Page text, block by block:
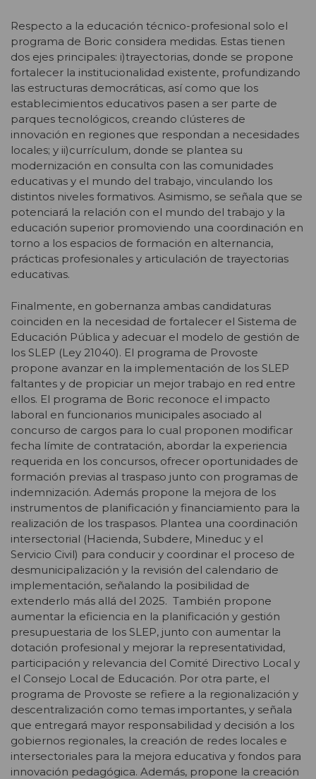
Respecto a la educación técnico-profesional solo el
programa de Boric considera medidas. Estas tienen
dos ejes principales: i)trayectorias, donde se propone
fortalecer la institucionalidad existente, profundizando
las estructuras democráticas, así como que los
establecimientos educativos pasen a ser parte de
parques tecnológicos, creando clústeres de
innovación en regiones que respondan a necesidades
locales; y ii)currículum, donde se plantea su
modernización en consulta con las comunidades
educativas y el mundo del trabajo, vinculando los
distintos niveles formativos. Asimismo, se señala que se
potenciará la relación con el mundo del trabajo y la
educación superior promoviendo una coordinación en
torno a los espacios de formación en alternancia,
prácticas profesionales y articulación de trayectorias
educativas.
Finalmente, en gobernanza ambas candidaturas
coinciden en la necesidad de fortalecer el Sistema de
Educación Pública y adecuar el modelo de gestión de
los SLEP (Ley 21040). El programa de Provoste
propone avanzar en la implementación de los SLEP
faltantes y de propiciar un mejor trabajo en red entre
ellos. El programa de Boric reconoce el impacto
laboral en funcionarios municipales asociado al
concurso de cargos para lo cual proponen modificar
fecha límite de contratación, abordar la experiencia
requerida en los concursos, ofrecer oportunidades de
formación previas al traspaso junto con programas de
indemnización. Además propone la mejora de los
instrumentos de planificación y financiamiento para la
realización de los traspasos. Plantea una coordinación
intersectorial (Hacienda, Subdere, Mineduc y el
Servicio Civil) para conducir y coordinar el proceso de
desmunicipalización y la revisión del calendario de
implementación, señalando la posibilidad de
extenderlo más allá del 2025. También propone
aumentar la eficiencia en la planificación y gestión
presupuestaria de los SLEP, junto con aumentar la
dotación profesional y mejorar la representatividad,
participación y relevancia del Comité Directivo Local y
el Consejo Local de Educación. Por otra parte, el
programa de Provoste se refiere a la regionalización y
descentralización como temas importantes, y señala
que entregará mayor responsabilidad y decisión a los
gobiernos regionales, la creación de redes locales e
intersectoriales para la mejora educativa y fondos para
innovación pedagógica. Además, propone la creación